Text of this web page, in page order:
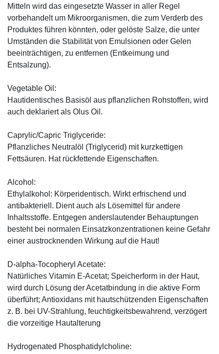
Mitteln wird das eingesetzte Wasser in aller Regel
vorbehandelt um Mikroorganismen, die zum Verderb des
Produktes führen könnten, oder gelöste Salze, die unter
Umständen die Stabilität von Emulsionen oder Gelen
beeinträchtigen, zu entfernen (Entkeimung und
Entsalzung).
Vegetable Oil:
Hautidentisches Basisöl aus pflanzlichen Rohstoffen, wird
auch deklariert als Olus Oil.
Caprylic/Capric Triglyceride:
Pflanzliches Neutralöl (Triglycerid) mit kurzkettigen
Fettsäuren. Hat rückfettende Eigenschaften.
Alcohol:
Ethylalkohol: Körperidentisch. Wirkt erfrischend und
antibakteriell. Dient auch als Lösemittel für andere
Inhaltsstoffe. Entgegen anderslautender Behauptungen
besteht bei normalen Einsatzkonzentrationen keine Gefahr
einer austrocknenden Wirkung auf die Haut!
D-alpha-Tocopheryl Acetate:
Natürliches Vitamin E-Acetat; Speicherform in der Haut,
wird durch Lösung der Acetatbindung in die aktive Form
überführt; Antioxidans mit hautschützenden Eigenschaften
z. B. bei UV-Strahlung, feuchtigkeitsbewahrend, verzögert
die vorzeitige Hautalterung
Hydrogenated Phosphatidylcholine: